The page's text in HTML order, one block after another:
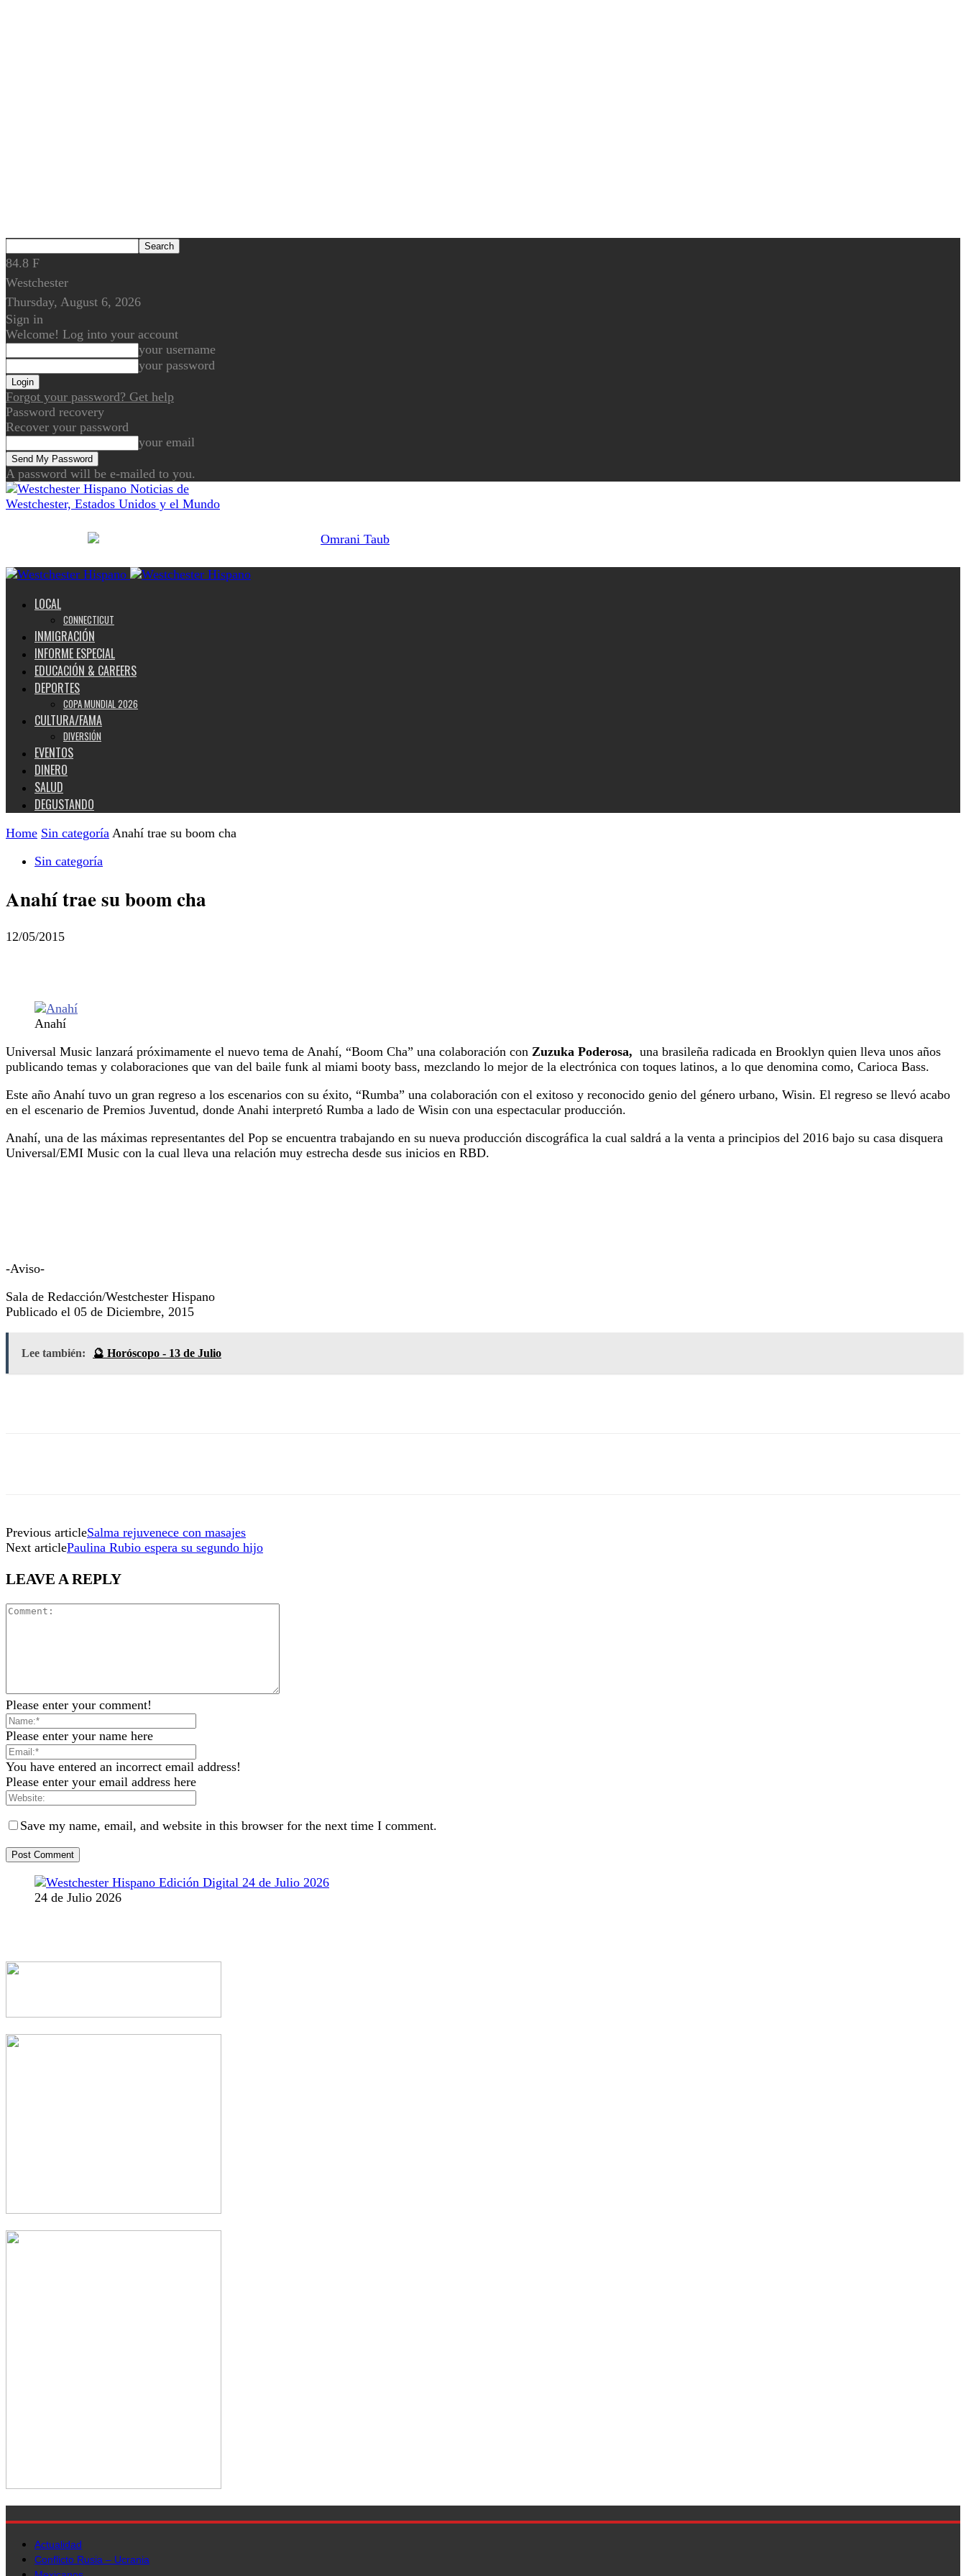
84.8 F
Westchester
Thursday, August 6, 2026
Sign in
Welcome! Log into your account
your username
your password
Forgot your password? Get help
Password recovery
Recover your password
your email
A password will be e-mailed to you.
Noticias de
Westchester, Estados Unidos y el Mundo
LOCAL
CONNECTICUT
INMIGRACIÓN
INFORME ESPECIAL
EDUCACIÓN & CAREERS
DEPORTES
COPA MUNDIAL 2026
CULTURA/FAMA
DIVERSIÓN
EVENTOS
DINERO
SALUD
DEGUSTANDO
Home Sin categoría Anahí trae su boom cha
Sin categoría
Anahí trae su boom cha
12/05/2015
Anahí
Universal Music lanzará próximamente el nuevo tema de Anahí, “Boom Cha” una colaboración con Zuzuka Poderosa, una brasileña radicada en Brooklyn quien lleva unos años
publicando temas y colaboraciones que van del baile funk al miami booty bass, mezclando lo mejor de la electrónica con toques latinos, a lo que denomina como, Carioca Bass.
Este año Anahí tuvo un gran regreso a los escenarios con su éxito, “Rumba” una colaboración con el exitoso y reconocido genio del género urbano, Wisin. El regreso se llevó acabo
en el escenario de Premios Juventud, donde Anahi interpretó Rumba a lado de Wisin con una espectacular producción.
Anahí, una de las máximas representantes del Pop se encuentra trabajando en su nueva producción discográfica la cual saldrá a la venta a principios del 2016 bajo su casa disquera
Universal/EMI Music con la cual lleva una relación muy estrecha desde sus inicios en RBD.
-Aviso-
Sala de Redacción/Westchester Hispano
Publicado el 05 de Diciembre, 2015
Lee también: 🔮 Horóscopo - 13 de Julio
Previous articleSalma rejuvenece con masajes
Next articlePaulina Rubio espera su segundo hijo
LEAVE A REPLY
Please enter your comment!
Please enter your name here
You have entered an incorrect email address!
Please enter your email address here
Save my name, email, and website in this browser for the next time I comment.
24 de Julio 2026
Actualidad
Conflicto Rusia – Ucrania